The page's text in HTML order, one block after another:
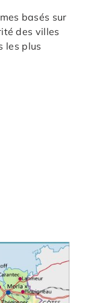
basés sur
des villes
les plus